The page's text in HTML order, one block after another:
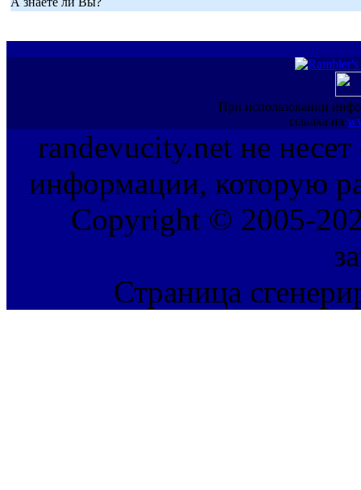
При использовании
ссылка на
randevucity.net не несет
информации, которую
Copyright © 2005-
Страница